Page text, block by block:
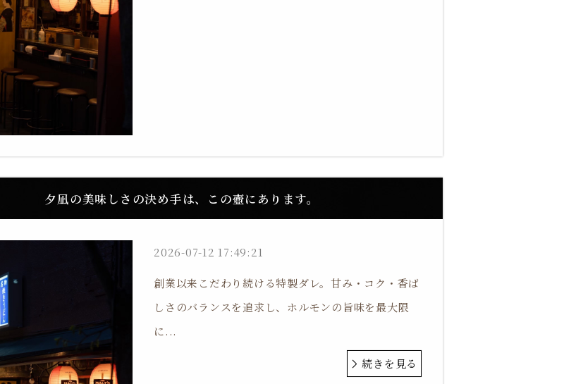
夕凪の美味しさの決め手は、この壺にあります。
2026-07-12 17:49:21
創業以来こだわり続ける特製ダレ。甘み・コク・香ば
しさのバランスを追求し、ホルモンの旨味を最大限
に...
続きを見る